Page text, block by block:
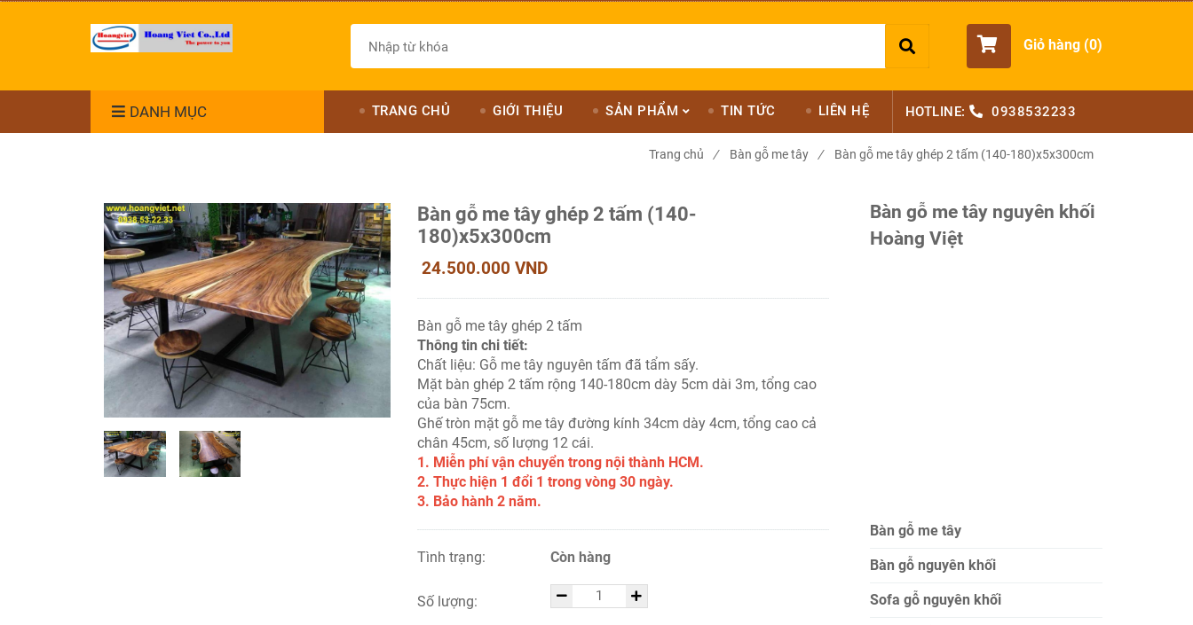
Giỏ hàng (0)
DANH MỤC TRANG CHỦ GIỚI THIỆU SẢN PHẨM TIN TỨC LIÊN HỆ HOTLINE: 0938532233
Trang chủ / Bàn gỗ me tây / Bàn gỗ me tây ghép 2 tấm (140-180)x5x300cm
Bàn gỗ me tây ghép 2 tấm (140-
180)x5x300cm
24.500.000 VND
Bàn gỗ me tây ghép 2 tấm
Thông tin chi tiết:
Chất liệu: Gỗ me tây nguyên tấm đã tẩm sấy.
Mặt bàn ghép 2 tấm rộng 140-180cm dày 5cm dài 3m, tổng cao
của bàn 75cm.
Ghế tròn mặt gỗ me tây đường kính 34cm dày 4cm, tổng cao cả
chân 45cm, số lượng 12 cái.
1. Miễn phí vận chuyển trong nội thành HCM.
2. Thực hiện 1 đổi 1 trong vòng 30 ngày.
3. Bảo hành 2 năm.
Tình trạng: Còn hàng
Số lượng:
Bàn gỗ me tây nguyên khối
Hoàng Việt
Bàn gỗ me tây
Bàn gỗ nguyên khối
Sofa gỗ nguyên khối